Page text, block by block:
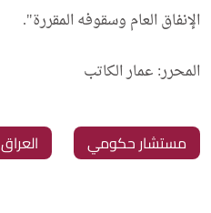
الإنفاق العام وسقوفه المقررة".
المحرر: عمار الكاتب
‏مستشار حكومي ‏العراق